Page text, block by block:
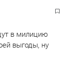
в милицию
выгоды, ну